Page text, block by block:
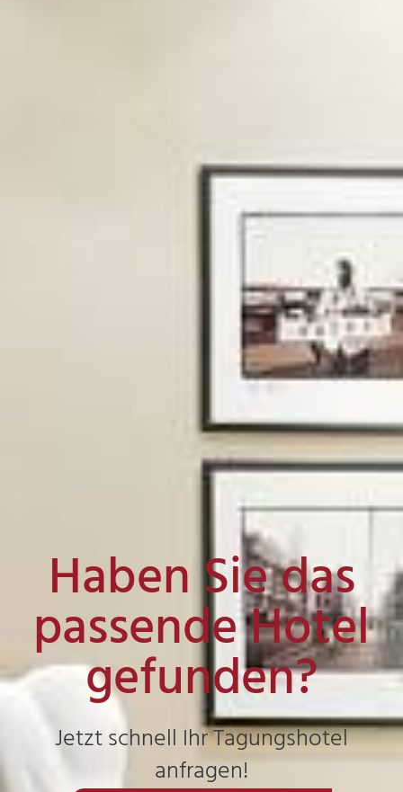
Haben Sie das
passende Hotel
gefunden?
Jetzt schnell Ihr Tagungshotel
anfragen!